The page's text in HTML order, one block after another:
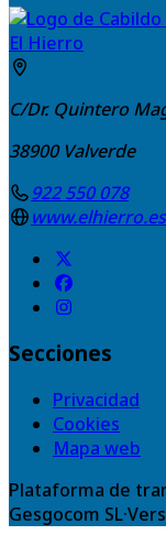
El Hierro
C/Dr. Quintero
38900 Valverde
922 550 078
www.elhierro.es
Secciones
Privacidad
Cookies
Mapa web
Plataforma de
Gesgocom SL·